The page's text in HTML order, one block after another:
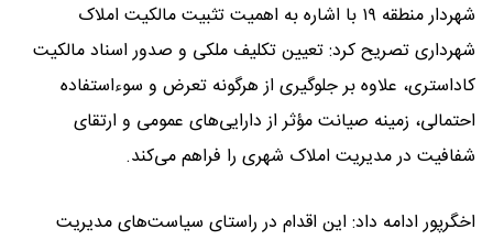
شهردار منطقه ۱۹ با اشاره به اهمیت تثبیت مالکیت املاک
شهرداری تصریح کرد: تعیین تکلیف ملکی و صدور اسناد مالکیت
کاداستری، علاوه بر جلوگیری از هرگونه تعرض و سوءاستفاده
احتمالی، زمینه صیانت مؤثر از دارایی‌های عمومی و ارتقای
شفافیت در مدیریت املاک شهری را فراهم می‌کند.
اخگرپور ادامه داد: این اقدام در راستای سیاست‌های مدیریت